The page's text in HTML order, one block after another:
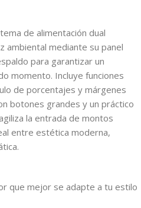
de alimentación dual
ambiental mediante su panel
para garantizar un
momento. Incluye funciones
de porcentajes y márgenes
botones grandes y un práctico
la entrada de montos
entre estética moderna,
que mejor se adapte a tu estilo